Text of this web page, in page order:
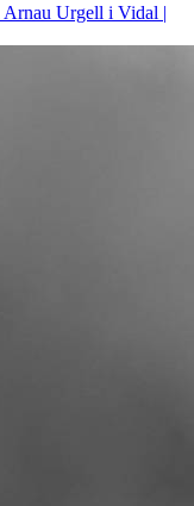
Arnau Urgell i Vidal |